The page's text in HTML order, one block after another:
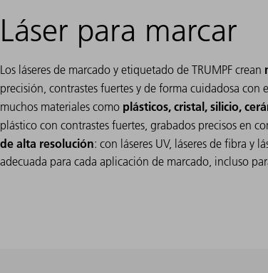
Láser para marcar
Los láseres de marcado y etiquetado de TRUMPF crean
precisión, contrastes fuertes y de forma cuidadosa con
muchos materiales como plásticos, cristal, silicio,
plástico con contrastes fuertes, grabados precisos en
de alta resolución: con láseres UV, láseres de fibra y
adecuada para cada aplicación de marcado, incluso